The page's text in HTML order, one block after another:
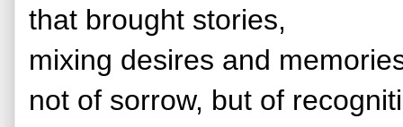
that brought stories,
mixing desires and
not of sorrow, but of